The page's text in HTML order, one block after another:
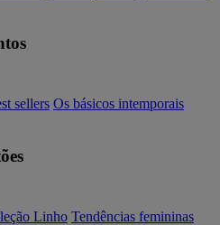
sellers Os básicos intemporais
Linho Tendências femininas